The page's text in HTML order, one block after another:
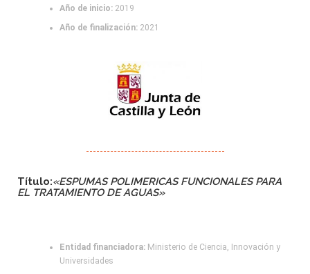
Año de inicio: 2019
Año de finalización: 2021
Título:«ESPUMAS POLIMERICAS FUNCIONALES PARA
EL TRATAMIENTO DE AGUAS»
Entidad financiadora: Ministerio de Ciencia, Innovación y
Universidades